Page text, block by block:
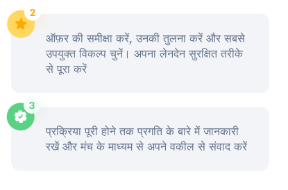
ऑफ़र की समीक्षा करें, उनकी तुलना करें और सबसे
उपयुक्त विकल्प चुनें। अपना लेनदेन सुरक्षित तरीके
से पूरा करें
प्रक्रिया पूरी होने तक प्रगति के बारे में जानकारी
रखें और मंच के माध्यम से अपने वकील से संवाद करें